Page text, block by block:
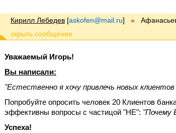
Кирилл Лебедев [askofen@mail.ru] »
Уважаемый Игорь!
Вы написали:
"Естественно я хочу привлечь новых клиентов
Попробуйте опросить человек 20 Клиентов
эффективны вопросы с частицой "НЕ": "Почему
Успеха!